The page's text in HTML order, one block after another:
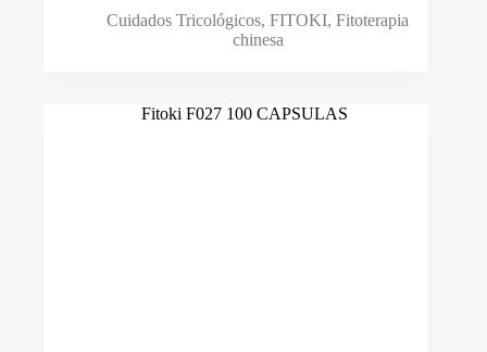
Cuidados Tricológicos,FITOKI,Fitoterapia
chinesa